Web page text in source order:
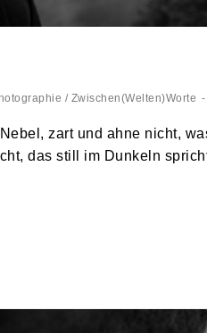
/ Zwischen(Welten)Worte
zart und ahne nicht,
das still im Dunkeln